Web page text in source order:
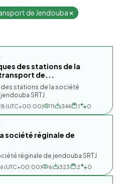
de Jendouba
des stations de la
de...
stations de la société
SRTJ
(UTC+00:00) 11 344 1 0
société réginale de
réginale de jendouba SRTJ
(UTC+00:00) 6 323 2 0